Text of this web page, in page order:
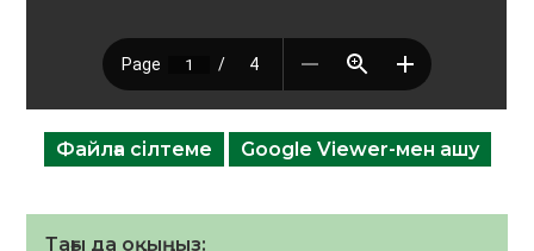
Файлға сілтеме Google Viewer-мен ашу
Тағы да оқыңыз: